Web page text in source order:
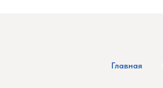
Главная